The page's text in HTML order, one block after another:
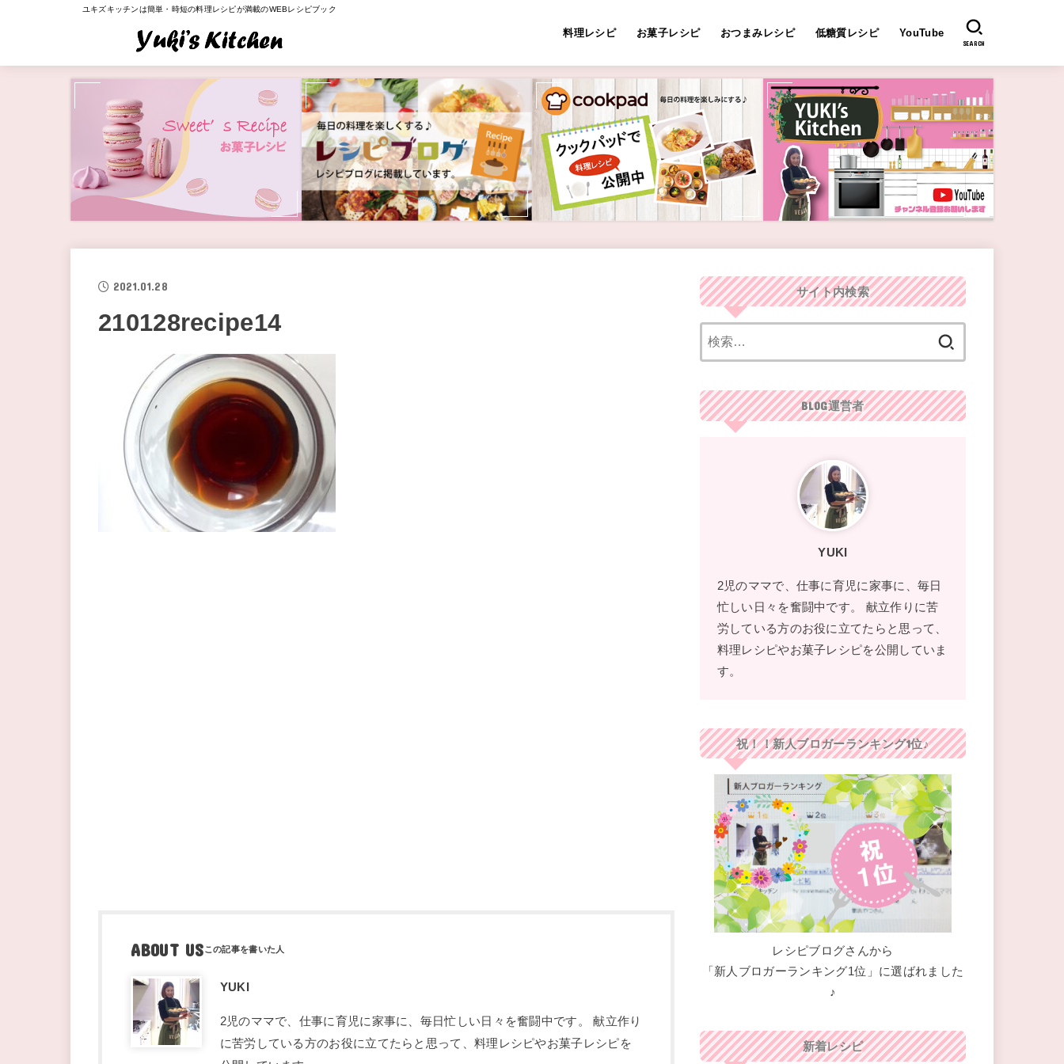
ユキズキッチンは簡単・時短の料理レシピが満載のWEBレシピブック
料理レシピ お菓子レシピ おつまみレシピ 低糖質レシピ YouTube
SEARCH
2021.01.28
210128recipe14
ABOUT US
YUKI
2児のママで、仕事に育児に家事に、毎日忙しい日々を奮闘中です。 献立作り
に苦労している方のお役に立てたらと思って、料理レシピやお菓子レシピを
サイト内検索
BLOG運営者
YUKI
2児のママで、仕事に育児に家事に、毎日
忙しい日々を奮闘中です。 献立作りに苦
労している方のお役に立てたらと思って、
料理レシピやお菓子レシピを公開していま
す。
祝！！新人ブロガーランキング1位♪
レシピブログさんから
「新人ブロガーランキング1位」に選ばれました
♪
新着レシピ